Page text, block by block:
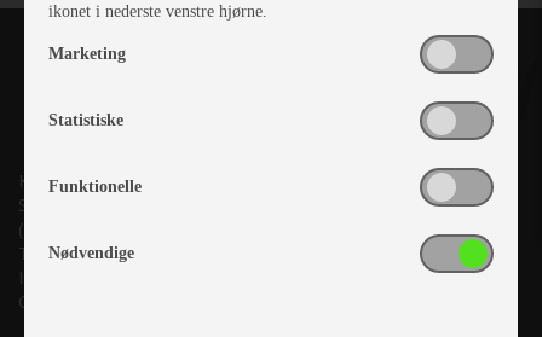
Kronjyllands Camping Center A/S
Suderholmen 10, 8960 Randers SØ
(Lige ud til Grenåvej)
Tlf. +45 87 10 98 70
Info@as-kcc.dk
CVR: 33 38 77 33
ikonet i nederste venstre hjørne.
Marketing
Statistiske
Funktionelle
Nødvendige